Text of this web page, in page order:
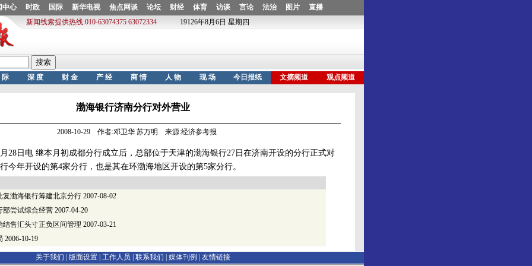
渤海银行济南分行对外营业
2008-10-29 作者:邓卫华 苏万明 来源:经济参考报
日电 继本月初成都分行成立后，总部位于天津的渤海银行27日在济南开设的分行正式对
今年开设的第4家分行，也是其在环渤海地区开设的第5家分行。
复渤海银行筹建北京分行 2007-08-02
部尝试综合经营 2007-04-20
结售汇头寸正负区间管理 2007-03-21
2006-10-19
关于我们 | 版面设置 工作人员 联系我们 媒体刊例
友情链接